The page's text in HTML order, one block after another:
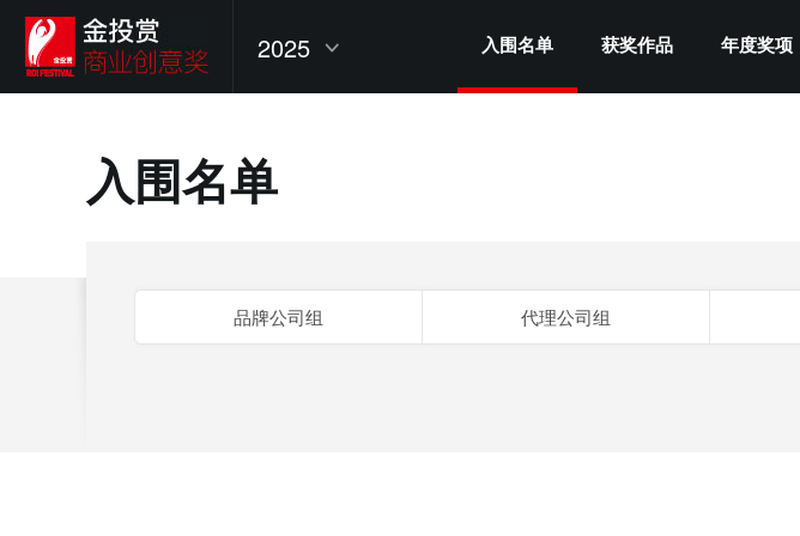
2025 入围名单 获奖作品 年度奖项
入围名单
品牌公司组 代理公司组